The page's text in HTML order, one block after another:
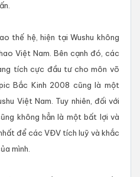
thế hệ, hiện tại Wushu không
Việt Nam. Bên cạnh đó, các
tích cực đầu tư cho môn võ
Bắc Kinh 2008 cũng là một
Việt Nam. Tuy nhiên, đối với
không hẳn là một bất lợi và
để các VĐV tích luỹ và khắc
mình.